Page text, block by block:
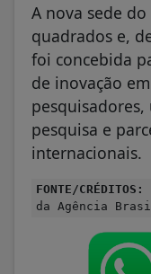
A nova sede
quadrados e,
foi concebida
de inovação
pesquisa e
internacionais.
FONTE/CRÉDITOS:
da Agência